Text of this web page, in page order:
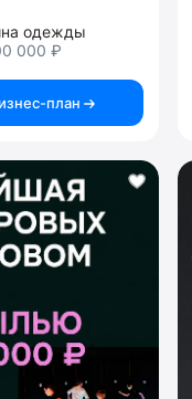
одежды
000 ₽
план